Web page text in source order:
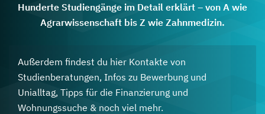
Hunderte Studiengänge im Detail erklärt – von A wie
Agrarwissenschaft bis Z wie Zahnmedizin.
Außerdem findest du hier Kontakte von
Studienberatungen, Infos zu Bewerbung und
Unialltag, Tipps für die Finanzierung und
Wohnungssuche & noch viel mehr.